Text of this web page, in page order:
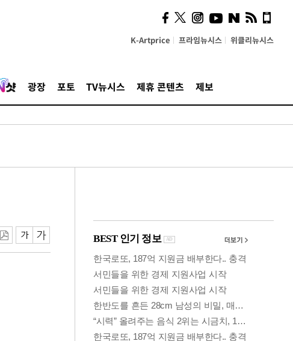
K-Artprice 프라임뉴시스 위클리뉴시스
광장 포토 TV뉴시스 제휴 콘텐츠 제보
의견, 국토부·LH에 충실히
전달할 것"